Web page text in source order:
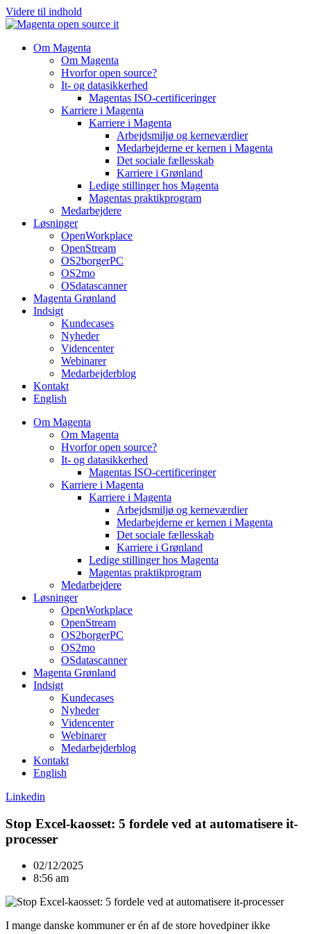
Videre til indhold
Om Magenta
Om Magenta
Hvorfor open source?
It- og datasikkerhed
Magentas ISO-certificeringer
Karriere i Magenta
Karriere i Magenta
Arbejdsmiljø og kerneværdier
Medarbejderne er kernen i Magenta
Det sociale fællesskab
Karriere i Grønland
Ledige stillinger hos Magenta​
Magentas praktikprogram
Medarbejdere
Løsninger
OpenWorkplace
OpenStream
OS2borgerPC
OS2mo
OSdatascanner
Magenta Grønland
Indsigt
Kundecases
Nyheder
Videncenter
Webinarer
Medarbejderblog
Kontakt
English
Om Magenta
Om Magenta
Hvorfor open source?
It- og datasikkerhed
Magentas ISO-certificeringer
Karriere i Magenta
Karriere i Magenta
Arbejdsmiljø og kerneværdier
Medarbejderne er kernen i Magenta
Det sociale fællesskab
Karriere i Grønland
Ledige stillinger hos Magenta​
Magentas praktikprogram
Medarbejdere
Løsninger
OpenWorkplace
OpenStream
OS2borgerPC
OS2mo
OSdatascanner
Magenta Grønland
Indsigt
Kundecases
Nyheder
Videncenter
Webinarer
Medarbejderblog
Kontakt
English
Linkedin
Stop Excel-kaosset: 5 fordele ved at automatisere it-
processer
02/12/2025
8:56 am
I mange danske kommuner er én af de store hovedpiner ikke